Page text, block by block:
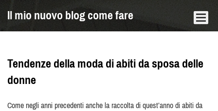
Il mio nuovo blog come fare
Tendenze della moda di abiti da sposa delle
donne
Come negli anni precedenti anche la raccolta di quest’anno di abiti da